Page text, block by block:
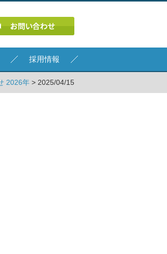
採用情報
2026年 > 2025/04/15